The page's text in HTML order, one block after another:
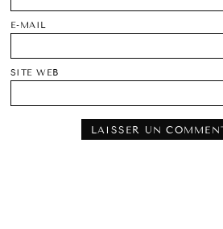
E-MAIL
SITE WEB